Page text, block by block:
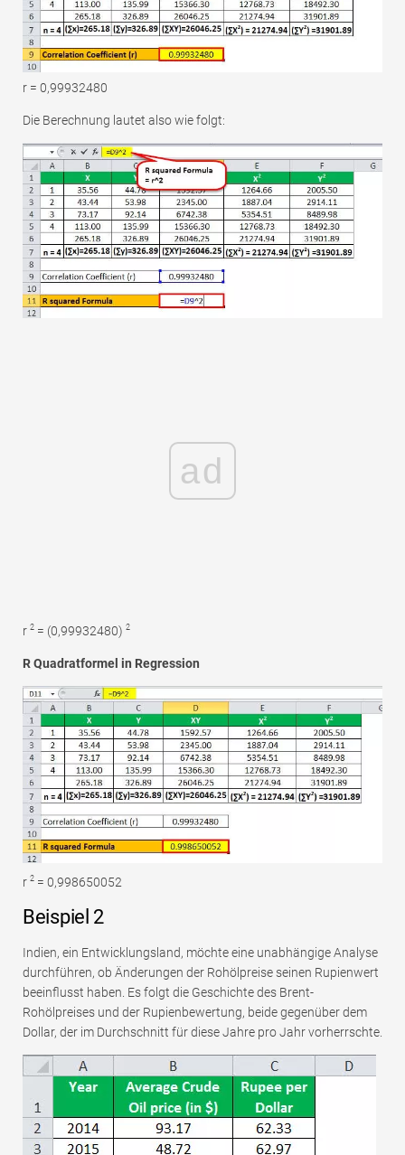
r = 0,99932480
Die Berechnung lautet also wie folgt:
ad
r 2 = (0,99932480) 2
R Quadratformel in Regression
r 2 = 0,998650052
Beispiel 2
Indien, ein Entwicklungsland, möchte eine unabhängige Analyse
durchführen, ob Änderungen der Rohölpreise seinen Rupienwert
beeinflusst haben. Es folgt die Geschichte des Brent-
Rohölpreises und der Rupienbewertung, beide gegenüber dem
Dollar, der im Durchschnitt für diese Jahre pro Jahr vorherrschte.